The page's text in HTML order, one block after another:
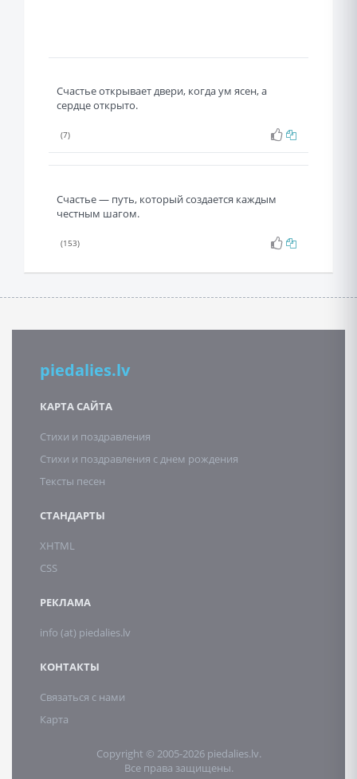
Счастье открывает двери, когда ум ясен, а
сердце открыто.
(7)
Счастье — путь, который создается каждым
честным шагом.
(153)
piedalies.lv
КАРТА САЙТА
Стихи и поздравления
Стихи и поздравления с днем рождения
Тексты песен
СТАНДАРТЫ
XHTML
CSS
РЕКЛАМА
info (at) piedalies.lv
КОНТАКТЫ
Связаться с нами
Карта
Copyright © 2005-2026 piedalies.lv.
Все права защищены.